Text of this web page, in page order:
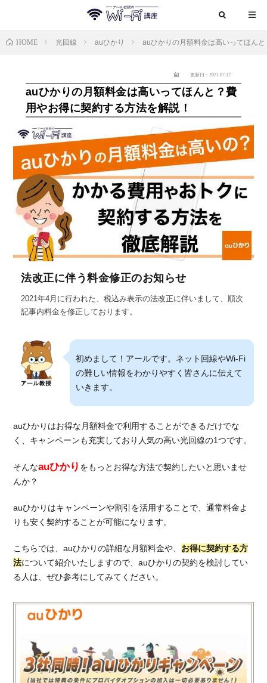
HOME 光回線 auひかり auひかりの月額料金は高いってほん
更新日：2021.07.12
auひかりの月額料金は高いってほんと？費
用やお得に契約する方法を解説！
法改正に伴う料金修正のお知らせ
2021年4月に行われた、税込み表示の法改正に伴いまして、順次
記事内料金を修正しております。
初めまして！アールです。ネット回線やWi-Fi
の難しい情報をわかりやすく皆さんに伝えて
いきます。
auひかりはお得な月額料金で利用することができるだけでな
く、キャンペーンも充実しており人気の高い光回線の1つです。
そんなauひかり をもっとお得な方法で契約したいと思いませ
んか？
auひかりはキャンペーンや割引を活用することで、通常料金よ
りも安く契約することが可能になります。
こちらでは、auひかりの詳細な月額料金や、 お得に契約する方
法について紹介いたしますので、auひかりの契約を検討してい
る人は、ぜひ参考にしてみてください。